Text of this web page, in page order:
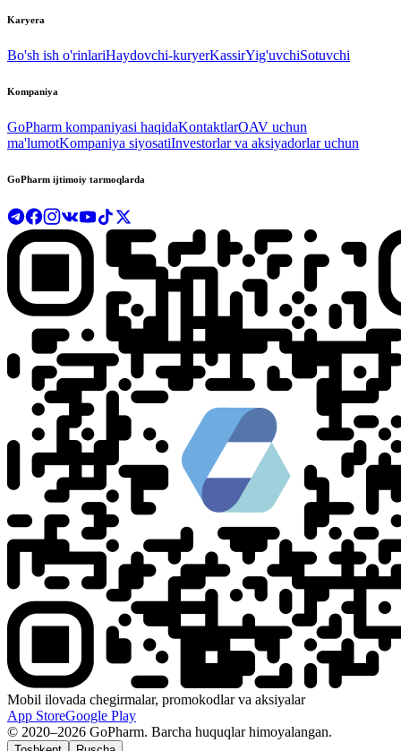
Karyera
Bo'sh ish o'rinlariHaydovchi-kuryerKassirYig'uvchiSotuvchi
Kompaniya
GoPharm kompaniyasi haqidaKontaktlarOAV uchun
ma'lumotKompaniya siyosatiInvestorlar va aksiyadorlar uchun
GoPharm ijtimoiy tarmoqlarda
Mobil ilovada chegirmalar, promokodlar va aksiyalar
App StoreGoogle Play
© 2020–2026 GoPharm. Barcha huquqlar himoyalangan.